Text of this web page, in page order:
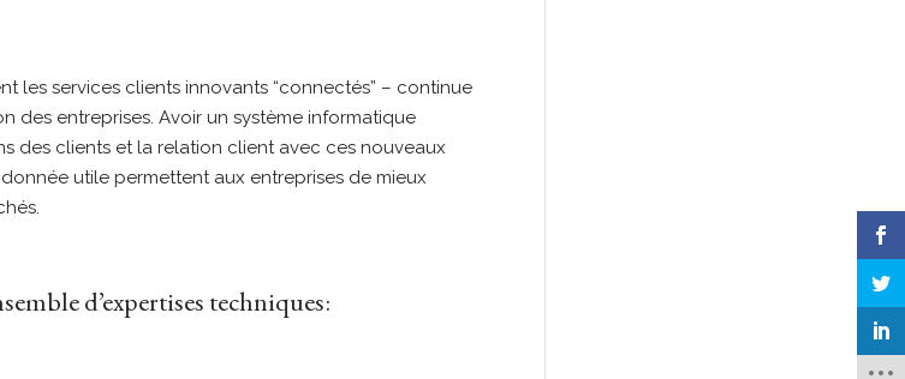
les services clients innovants “connectés” – continue
des entreprises. Avoir un système informatique
des clients et la relation client avec ces nouveaux
utile permettent aux entreprises de mieux
d’expertises techniques: